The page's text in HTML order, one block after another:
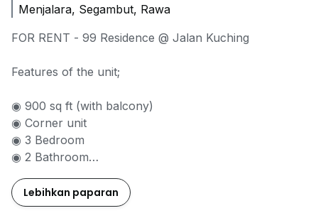
Menjalara, Segambut, Rawa
FOR RENT - 99 Residence @ Jalan Kuching
Features of the unit;
◉ 900 sq ft (with balcony)
◉ Corner unit
◉ 3 Bedroom
◉ 2 Bathroom
◉ Maintained in excellent condition
◉ Fully Furnished includes;
Lebihkan paparan